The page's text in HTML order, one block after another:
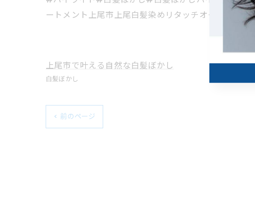
ートメント上尾市上尾白髪染めリタッチオーガニッ
上尾市で叶える自然な白髪ぼかし
白髪ぼかし
< 前のページ